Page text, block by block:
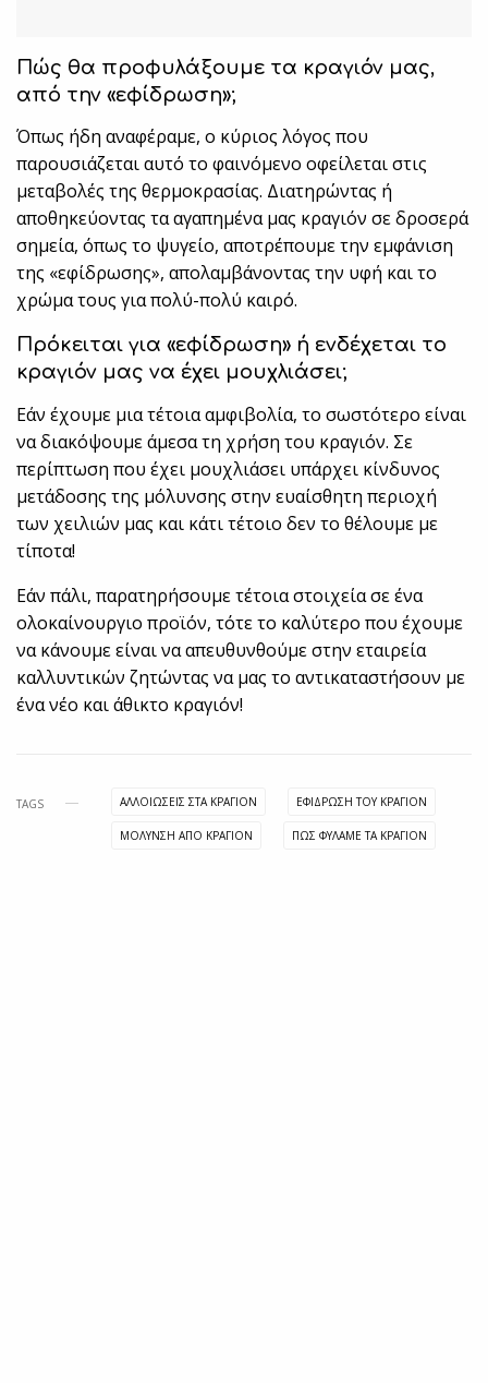
Πώς θα προφυλάξουμε τα κραγιόν μας,
από την «εφίδρωση»;
Όπως ήδη αναφέραμε, ο κύριος λόγος που
παρουσιάζεται αυτό το φαινόμενο οφείλεται στις
μεταβολές της θερμοκρασίας. Διατηρώντας ή
αποθηκεύοντας τα αγαπημένα μας κραγιόν σε δροσερά
σημεία, όπως το ψυγείο, αποτρέπουμε την εμφάνιση
της «εφίδρωσης», απολαμβάνοντας την υφή και το
χρώμα τους για πολύ-πολύ καιρό.
Πρόκειται για «εφίδρωση» ή ενδέχεται το
κραγιόν μας να έχει μουχλιάσει;
Εάν έχουμε μια τέτοια αμφιβολία, το σωστότερο είναι
να διακόψουμε άμεσα τη χρήση του κραγιόν. Σε
περίπτωση που έχει μουχλιάσει υπάρχει κίνδυνος
μετάδοσης της μόλυνσης στην ευαίσθητη περιοχή
των χειλιών μας και κάτι τέτοιο δεν το θέλουμε με
τίποτα!
Εάν πάλι, παρατηρήσουμε τέτοια στοιχεία σε ένα
ολοκαίνουργιο προϊόν, τότε το καλύτερο που έχουμε
να κάνουμε είναι να απευθυνθούμε στην εταιρεία
καλλυντικών ζητώντας να μας το αντικαταστήσουν με
ένα νέο και άθικτο κραγιόν!
TAGS ΑΛΛΟΙΩΣΕΙΣ ΣΤΑ ΚΡΑΓΙΟΝ ΕΦΙΔΡΩΣΗ ΤΟΥ ΚΡΑΓΙΟΝ
ΜΟΛΥΝΣΗ ΑΠΟ ΚΡΑΓΙΟΝ ΠΩΣ ΦΥΛΑΜΕ ΤΑ ΚΡΑΓΙΟΝ